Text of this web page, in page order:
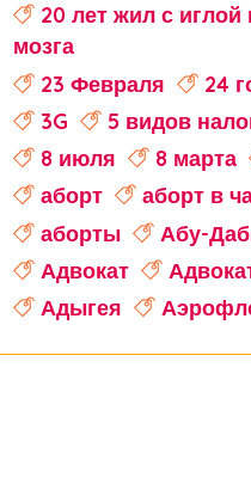
20 лет жил с иглой
мозга
23 Февраля
24
3G
5 видов
8 июля
8 марта
аборт
аборт в
аборты
Абу-
Адвокат
Адыгея